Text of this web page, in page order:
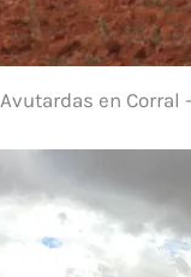
Avutardas en Corral